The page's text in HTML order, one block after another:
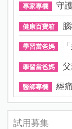
專家專欄 守
健康百寶箱
學習當爸媽
學習當爸媽
醫師專欄 經
試用募集